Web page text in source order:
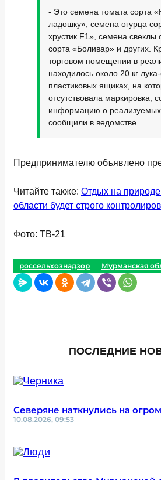
- Это семена томата сорта
ладошку», семена огурца
хрустик F1», семена свеклы
сорта «Боливар» и других.
торговом помещении в
находилось около 20 кг
пластиковых ящиках, на
отсутствовала маркировка,
информацию о
сообщили в ведомстве.
Предпринимателю объявлено
Читайте также: Отдых на
области будет строго
Фото: ТВ-21
россельхознадзор Мурманская
ПОСЛЕДНИЕ
Северяне наткнулись на
10.08.2026, 09:53